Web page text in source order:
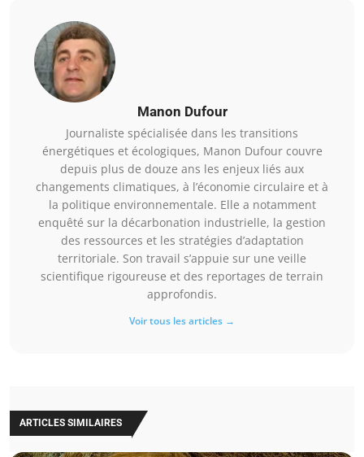
Manon Dufour
Journaliste spécialisée dans les transitions
énergétiques et écologiques, Manon Dufour couvre
depuis plus de douze ans les enjeux liés aux
changements climatiques, à l’économie circulaire et à
la politique environnementale. Elle a notamment
enquêté sur la décarbonation industrielle, la gestion
des ressources et les stratégies d’adaptation
territoriale. Son travail s’appuie sur une veille
scientifique rigoureuse et des reportages de terrain
approfondis.
Voir tous les articles →
ARTICLES SIMILAIRES